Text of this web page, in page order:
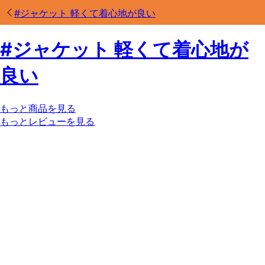
#ジャケット 軽くて着心地が良い
#ジャケット 軽くて着心地が
良い
もっと商品を見る
もっとレビューを見る